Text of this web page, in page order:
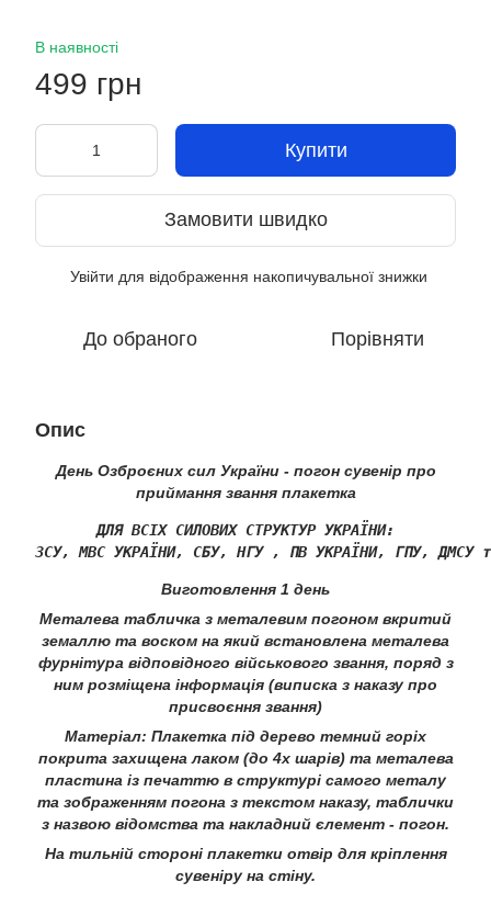
В наявності
499 грн
Купити
Замовити швидко
Увійти для відображення накопичувальної знижки
До обраного Порівняти
Опис
День Озброєних сил України - погон сувенір про
приймання звання плакетка
ДЛЯ ВСІХ СИЛОВИХ СТРУКТУР УКРАЇНИ:
Виготовлення 1 день
Металева табличка з металевим погоном вкритий
земаллю та воском на який встановлена металева
фурнітура відповідного військового звання, поряд з
ним розміщена інформація (виписка з наказу про
присвоєння звання)
Матеріал: Плакетка під дерево темний горіх
покрита захищена лаком (до 4х шарів) та металева
пластина із печаттю в структурі самого металу
та зображенням погона з текстом наказу, таблички
з назвою відомства та накладний єлемент - погон.
На тильній стороні плакетки отвір для кріплення
сувеніру на стіну.